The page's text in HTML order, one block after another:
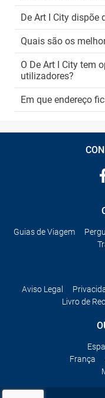
De Art I City dispõe
Quais são os
O De Art I City tem
utilizadores?
Em que endereço
Guias de Viagem
Aviso Legal
Livro de
França